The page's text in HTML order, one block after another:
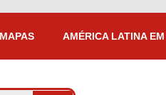
AMÉRICA LATINA